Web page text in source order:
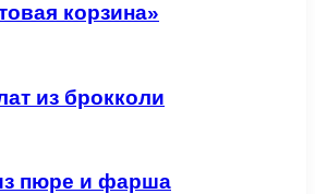
корзина»
из брокколи
пюре и фарша